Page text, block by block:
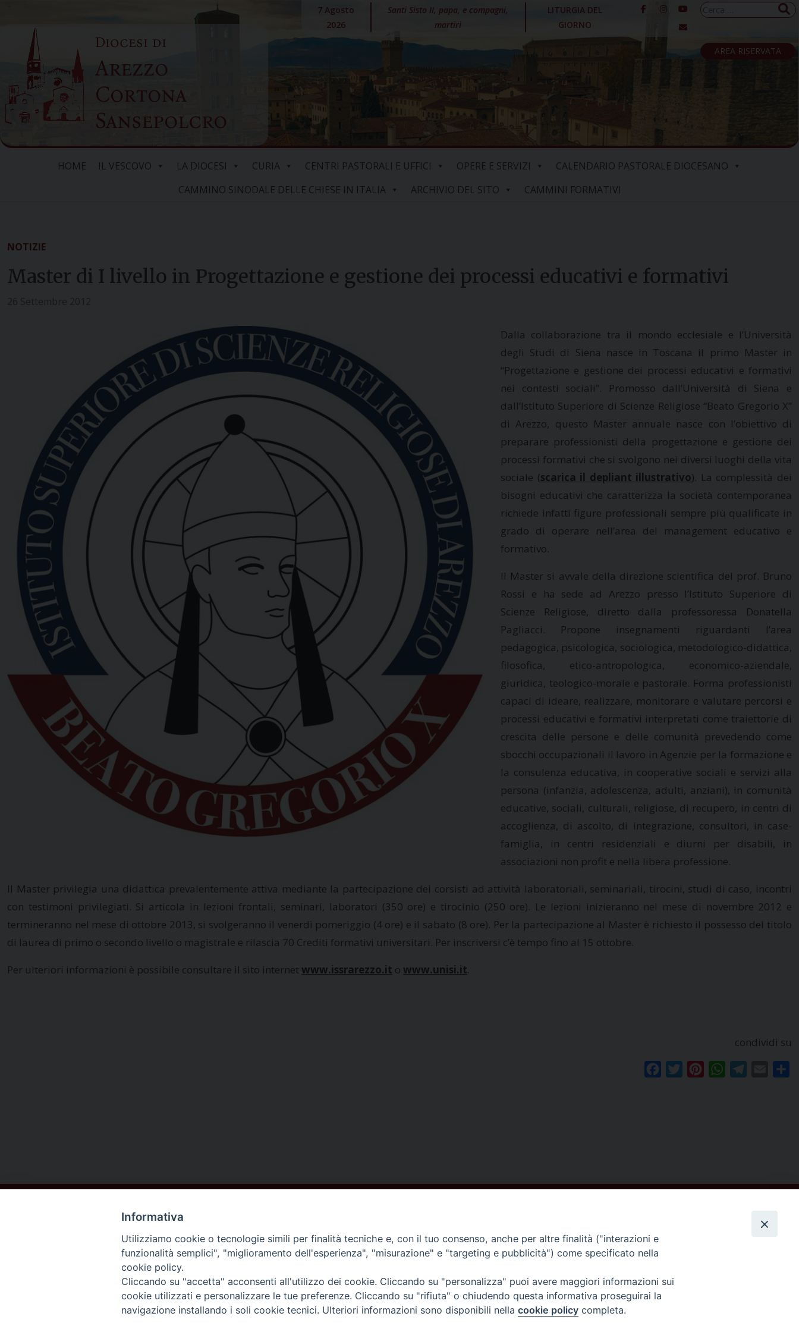
content
Diocesi di
Arezzo
Cortona
Sansepolcro
7 Agosto
2026
Santi Sisto II, papa, e compagni,
martiri
LITURGIA DEL
GIORNO
Ricerca
AREA RISERVATA
HOME IL VESCOVO LA DIOCESI CURIA CENTRI PASTORALI E UFFICI OPERE E SERVIZI
CALENDARIO PASTORALE DIOCESANO
CAMMINO SINODALE DELLE CHIESE IN ITALIA
ARCHIVIO DEL SITO CAMMINI FORMATIVI
NOTIZIE
Master di I livello in Progettazione e gestione dei processi educativi e formativi
Dalla collaborazione tra il mondo ecclesiale e l’Università
degli Studi di Siena nasce in Toscana il primo Master in
“Progettazione e gestione dei processi educativi e formativi
nei contesti sociali”. Promosso dall’Università di Siena e
dall’Istituto Superiore di Scienze Religiose “Beato Gregorio X”
di Arezzo, questo Master annuale nasce con l’obiettivo di
preparare professionisti della progettazione e gestione dei
processi formativi che si svolgono nei diversi luoghi della vita
sociale (scarica il depliant illustrativo). La complessità dei
bisogni educativi che caratterizza la società contemporanea
richiede infatti figure professionali sempre più qualificate in
grado di operare nell’area del management educativo e
formativo.
Il Master si avvale della direzione scientifica del prof. Bruno
Rossi e ha sede ad Arezzo presso l’Istituto Superiore di
Scienze Religiose, diretto dalla professoressa Donatella
Pagliacci. Propone insegnamenti riguardanti l’area
pedagogica, psicologica, sociologica, metodologico-didattica,
filosofica, etico-antropologica, economico-aziendale,
giuridica, teologico-morale e pastorale. Forma professionisti
capaci di ideare, realizzare, monitorare e valutare percorsi e
processi educativi e formativi interpretati come traiettorie di
crescita delle persone e delle comunità prevedendo come
sbocchi occupazionali il lavoro in Agenzie per la formazione e
la consulenza educativa, in cooperative sociali e servizi alla
persona (infanzia, adolescenza, adulti, anziani), in comunità
educative, sociali, culturali, religiose, di recupero, in centri di
accoglienza, di ascolto, di integrazione, consultori, in case-
famiglia, in centri residenziali e diurni per disabili, in
associazioni non profit e nella libera professione.
Il Master privilegia una didattica prevalentemente attiva mediante la partecipazione dei corsisti ad attività laboratoriali, seminariali, tirocini, studi di caso, incontri
con testimoni privilegiati. Si articola in lezioni frontali, seminari, laboratori (350 ore) e tirocinio (250 ore). Le lezioni inizieranno nel mese di novembre 2012 e
termineranno nel mese di ottobre 2013, si svolgeranno il venerdì pomeriggio (4 ore) e il sabato (8 ore). Per la partecipazione al Master è richiesto il possesso del titolo
di laurea di primo o secondo livello o magistrale e rilascia 70 Crediti formativi universitari. Per inscriversi c’è tempo fino al 15 ottobre.
Per ulteriori informazioni è possibile consultare il sito internet www.issrarezzo.it o www.unisi.it.
condividi su
FacebookTwitterPinterestWhatsAppTelegram
Email
DIOCESI DI
AREZZO
Contatti
Piazza del Duomo,1 - 52100 Arezzo
segreteria@diocesi.arezzo.it
Seguici su
Informativa
Utilizziamo cookie o tecnologie simili per finalità tecniche e, con il tuo consenso, anche per altre finalità ("interazioni e
funzionalità semplici", "miglioramento dell'esperienza", "misurazione" e "targeting e pubblicità") come specificato nella
cookie policy.
Cliccando su "accetta" acconsenti all'utilizzo dei cookie. Cliccando su "personalizza" puoi avere maggiori informazioni sui
cookie utilizzati e personalizzare le tue preferenze. Cliccando su "rifiuta" o chiudendo questa informativa proseguirai la
navigazione installando i soli cookie tecnici. Ulteriori informazioni sono disponibili nella cookie policy completa.